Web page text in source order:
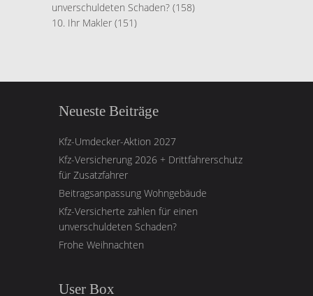
unverschuldeten Schaden? (158)
Ihr Makler (151)
Neueste Beiträge
Kfz-Umdecker-Aktion 2027
Kfz-Versicherung 2026 + Drittfahrerschutz
für Zusatzfahrer
Beitragsanpassung Wohngebäude
Kfz-Versicherte zahlen für einen
unverschuldeten Schaden?
Frohe Weihnachten
User Box